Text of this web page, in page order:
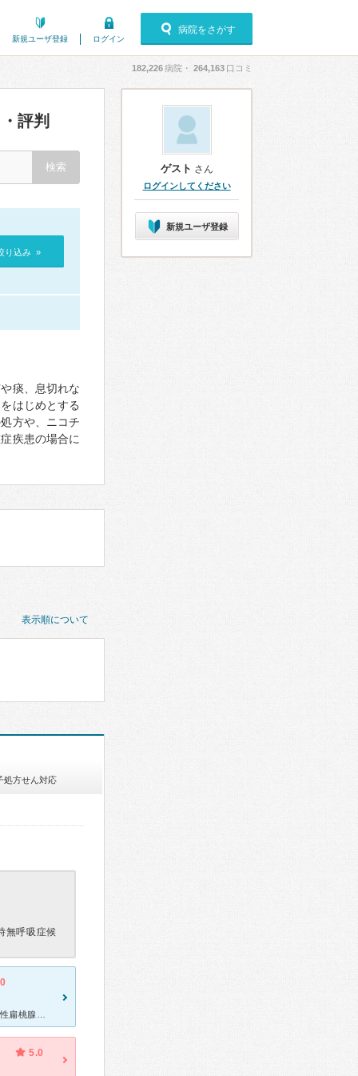
新規ユーザ登録 ログイン
病院をさがす
182,226病院・ 264,163 口コミ
評判
り込み »
痰、息切れな
はじめとする
方や、ニコチ
疾患の場合に
表示順について
処方せん対応
無呼吸症候
5.0
ゲスト さん
ログインしてください
新規ユーザ登録